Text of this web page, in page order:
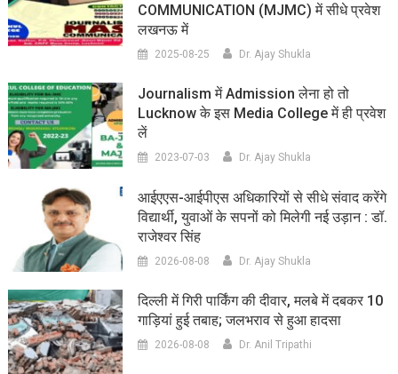
COMMUNICATION (MJMC) में सीधे प्रवेश
लखनऊ में
2025-08-25 Dr. Ajay Shukla
Journalism में Admission लेना हो तो
Lucknow के इस Media College में ही प्रवेश
लें
2023-07-03 Dr. Ajay Shukla
आईएएस-आईपीएस अधिकारियों से सीधे संवाद करेंगे
विद्यार्थी, युवाओं के सपनों को मिलेगी नई उड़ान : डॉ.
राजेश्वर सिंह
2026-08-08 Dr. Ajay Shukla
दिल्ली में गिरी पार्किंग की दीवार, मलबे में दबकर 10
गाड़ियां हुई तबाह; जलभराव से हुआ हादसा
2026-08-08 Dr. Anil Tripathi